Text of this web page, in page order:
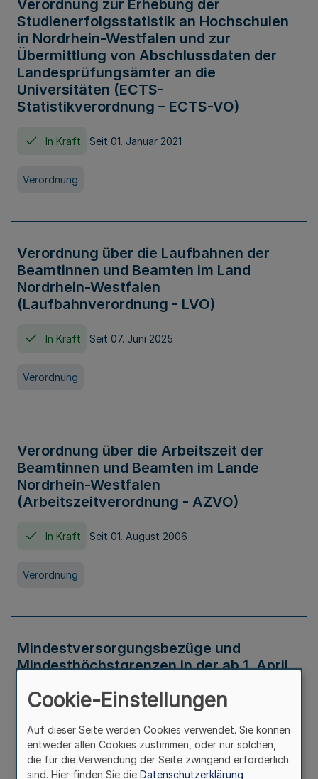
Verordnung zur Erhebung der
Studienerfolgsstatistik an Hochschulen
in Nordrhein-Westfalen und zur
Übermittlung von Abschlussdaten der
Landesprüfungsämter an die
Universitäten (ECTS-
Statistikverordnung – ECTS-VO)
In Kraft Seit 01. Januar 2021
Verordnung
Verordnung über die Laufbahnen der
Beamtinnen und Beamten im Land
Nordrhein-Westfalen
(Laufbahnverordnung - LVO)
In Kraft Seit 07. Juni 2025
Verordnung
Verordnung über die Arbeitszeit der
Beamtinnen und Beamten im Lande
Nordrhein-Westfalen
(Arbeitszeitverordnung - AZVO)
In Kraft Seit 01. August 2006
Verordnung
Mindestversorgungsbezüge und
Mindesthöchstgrenzen in der ab 1. April
Verwaltungsvorschrift
Cookie-Einstellungen
Auf dieser Seite werden Cookies verwendet. Sie können
entweder allen Cookies zustimmen, oder nur solchen,
die für die Verwendung der Seite zwingend erforderlich
sind. Hier finden Sie die Datenschutzerklärung